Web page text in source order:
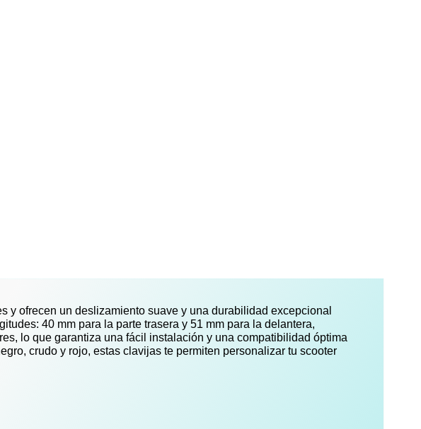
ofrecen un deslizamiento suave y una durabilidad excepcional
40 mm para la parte trasera y 51 mm para la delantera,
lo que garantiza una fácil instalación y una compatibilidad óptima
crudo y rojo, estas clavijas te permiten personalizar tu scooter